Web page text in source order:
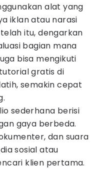
alat yang
iklan atau narasi
itu, dengarkan
bagian mana
bisa mengikuti
gratis di
semakin cepat
sederhana berisi
gaya berbeda.
dan suara
sosial atau
klien pertama.